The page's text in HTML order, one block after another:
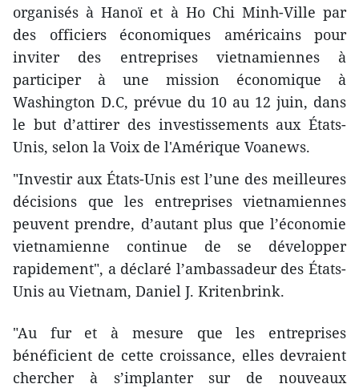
organisés à Hanoï et à Ho Chi Minh-Ville par
des officiers économiques américains pour
inviter des entreprises vietnamiennes à
participer à une mission économique à
Washington D.C, prévue du 10 au 12 juin, dans
le but d’attirer des investissements aux États-
Unis, selon la Voix de l'Amérique Voanews.
"Investir aux États-Unis est l’une des meilleures
décisions que les entreprises vietnamiennes
peuvent prendre, d’autant plus que l’économie
vietnamienne continue de se développer
rapidement", a déclaré l’ambassadeur des États-
Unis au Vietnam, Daniel J. Kritenbrink.
"Au fur et à mesure que les entreprises
bénéficient de cette croissance, elles devraient
chercher à s’implanter sur de nouveaux